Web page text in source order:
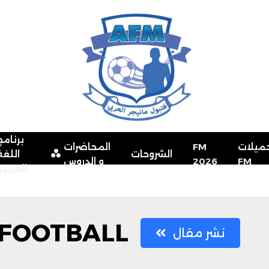
المحاضرات
و الدروس
الشروحات
FM
2026
FM
نشر مقال